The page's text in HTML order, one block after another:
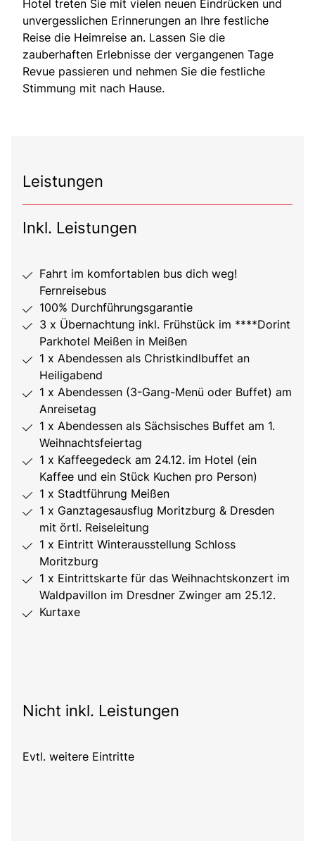
Hotel treten Sie mit vielen neuen Eindrücken und
unvergesslichen Erinnerungen an Ihre festliche
Reise die Heimreise an. Lassen Sie die
zauberhaften Erlebnisse der vergangenen Tage
Revue passieren und nehmen Sie die festliche
Stimmung mit nach Hause.
Leistungen
Inkl. Leistungen
Fahrt im komfortablen bus dich weg!
Fernreisebus
100% Durchführungsgarantie
3 x Übernachtung inkl. Frühstück im ****Dorint
Parkhotel Meißen in Meißen
1 x Abendessen als Christkindlbuffet an
Heiligabend
1 x Abendessen (3-Gang-Menü oder Buffet) am
Anreisetag
1 x Abendessen als Sächsisches Buffet am 1.
Weihnachtsfeiertag
1 x Kaffeegedeck am 24.12. im Hotel (ein
Kaffee und ein Stück Kuchen pro Person)
1 x Stadtführung Meißen
1 x Ganztagesausflug Moritzburg & Dresden
mit örtl. Reiseleitung
1 x Eintritt Winterausstellung Schloss
Moritzburg
1 x Eintrittskarte für das Weihnachtskonzert im
Waldpavillon im Dresdner Zwinger am 25.12.
Kurtaxe
Nicht inkl. Leistungen
Evtl. weitere Eintritte